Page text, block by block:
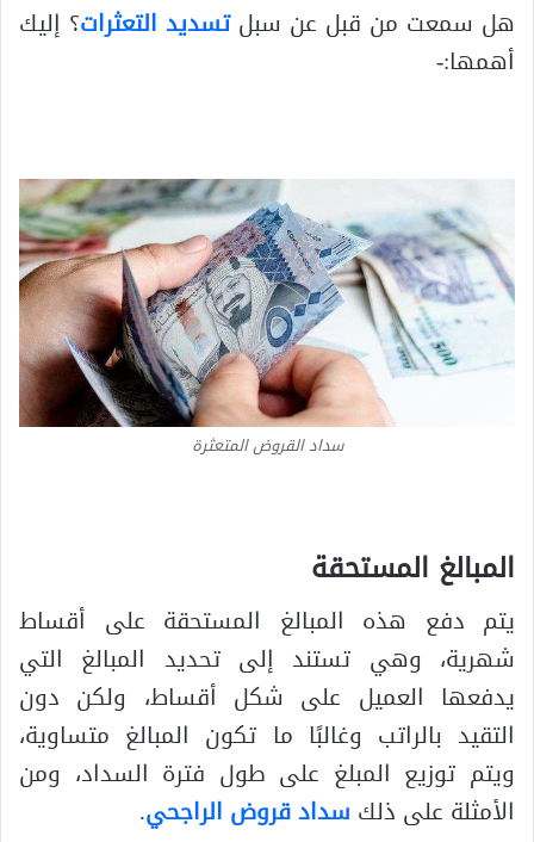
هل سمعت من قبل عن سبلتسديد التعثرات؟ إليك
أهمها:-
سداد القروض المتعثرة
المبالغ المستحقة
يتم دفع هذه المبالغ المستحقة على أقساط
شهرية، وهي تستند إلى تحديد المبالغ التي
يدفعها العميل على شكل أقساط، ولكن دون
التقيد بالراتب وغالبًا ما تكون المبالغ متساوية،
ويتم توزيع المبلغ على طول فترة السداد، ومن
الأمثلة على ذلك سداد قروض الراجحي.